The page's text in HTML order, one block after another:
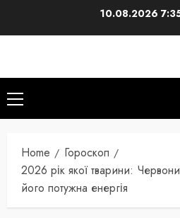
10.08.2026
Primary
Menu
Home
Гороскоп
2026 рік якої тварини:
його потужна енергія